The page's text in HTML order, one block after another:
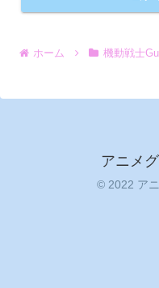
ホーム 機動戦士
アニメ
© 2022 ア